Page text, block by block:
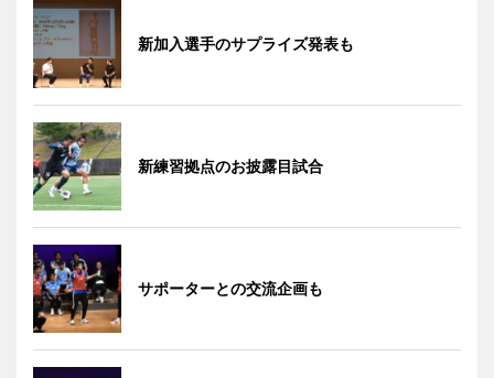
新加入選手のサプライズ発表も
新練習拠点のお披露目試合
サポーターとの交流企画も